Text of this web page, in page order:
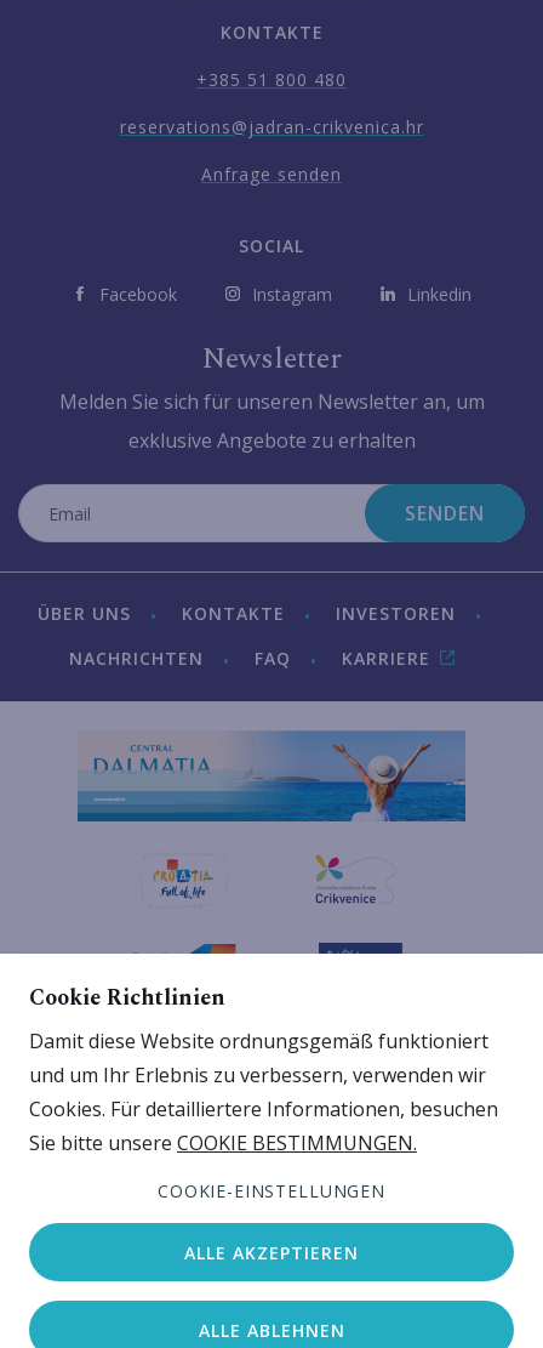
KONTAKTE
+385 51 800 480
reservations@jadran-crikvenica.hr
Anfrage senden
SOCIAL
Facebook Instagram Linkedin
Newsletter
Melden Sie sich für unseren Newsletter an, um
exklusive Angebote zu erhalten
SENDEN
ÜBER UNS KONTAKTE
INVESTOREN
NACHRICHTEN
FAQ KARRIERE
Cookie Richtlinien
Damit diese Website ordnungsgemäß funktioniert
und um Ihr Erlebnis zu verbessern, verwenden wir
Cookies. Für detailliertere Informationen, besuchen
Sie bitte unsere COOKIE BESTIMMUNGEN.
COOKIE-EINSTELLUNGEN
ALLE AKZEPTIEREN
ALLE ABLEHNEN